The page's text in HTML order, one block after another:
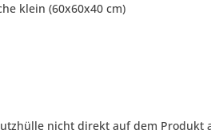
klein (60x60x40 cm)
nicht direkt auf dem